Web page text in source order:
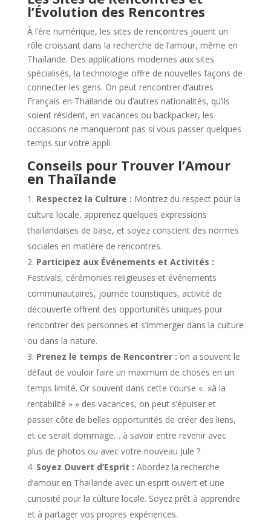
l’Évolution des Rencontres
À l’ère numérique, les sites de rencontres jouent un
rôle croissant dans la recherche de l’amour, même en
Thaïlande. Des applications modernes aux sites
spécialisés, la technologie offre de nouvelles façons de
connecter les gens. On peut rencontrer d’autres
Français en Thailande ou d’autres nationalités, qu’ils
soient résident, en vacances ou backpacker, les
occasions ne manqueront pas si vous passer quelques
temps sur votre appli.
Conseils pour Trouver l’Amour
en Thaïlande
Respectez la Culture : Montrez du respect pour la
culture locale, apprenez quelques expressions
thaïlandaises de base, et soyez conscient des normes
sociales en matière de rencontres.
Participez aux Événements et Activités :
Festivals, cérémonies religieuses et événements
communautaires, journée touristiques, activité de
découverte offrent des opportunités uniques pour
rencontrer des personnes et s’immerger dans la culture
ou dans la nature.
Prenez le temps de Rencontrer : on a souvent le
défaut de vouloir faire un maximum de choses en un
temps limité. Or souvent dans cette course « »à la
rentabilité » » des vacances, on peut s’épuiser et
passer côte de belles opportunités de créer des liens,
et ce serait dommage… à savoir entre revenir avec
plus de photos ou avec votre nouveau Jule ?
Soyez Ouvert d’Esprit : Abordez la recherche
d’amour en Thaïlande avec un esprit ouvert et une
curiosité pour la culture locale. Soyez prêt à apprendre
et à partager vos propres expériences.